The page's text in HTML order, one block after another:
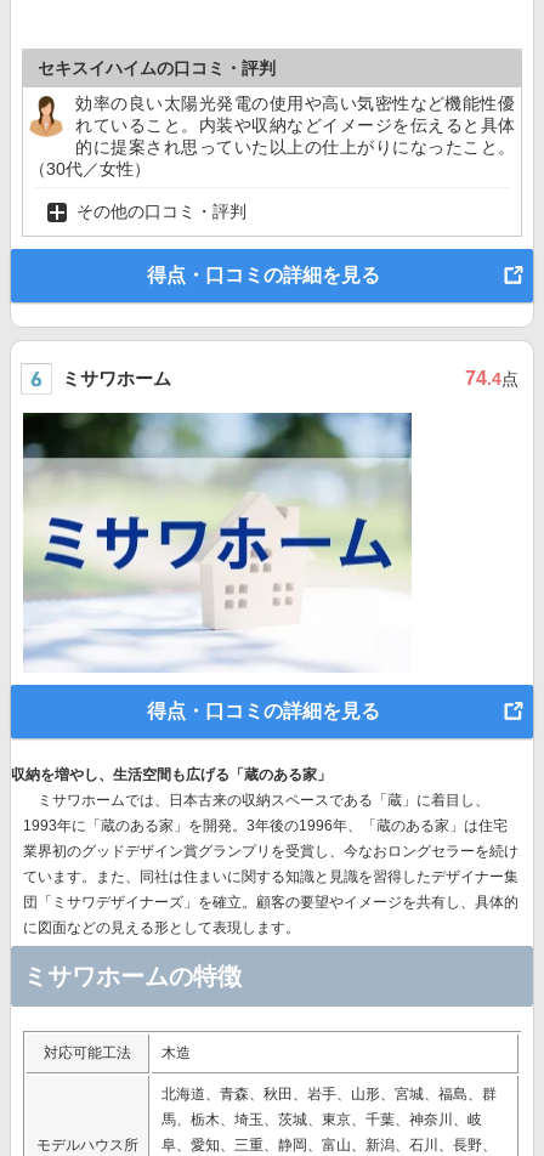
セキスイハイムの口コミ・評判
効率の良い太陽光発電の使用や高い気密性など機能性優
れていること。内装や収納などイメージを伝えると具体
的に提案され思っていた以上の仕上がりになったこと。
（30代／女性）
その他の口コミ・評判
得点・口コミの詳細を見る
ミサワホーム 74.4点
得点・口コミの詳細を見る
収納を増やし、生活空間も広げる「蔵のある家」
ミサワホームでは、
日本古来の収納スペースである「蔵」に着目 し、
1993年に「蔵のある家」を開発。3年後の1996年、
「蔵のある家」は住宅
業界初のグッドデザイン賞グランプリを受賞し、今なおロングセラーを続け
ています。また、同社は住まいに関する知識と見識を習得したデザイナー集
団「ミサワデザイナーズ」を確立。顧客の要望やイメージを共有し、具体的
に図面などの見える形として表現します。
ミサワホームの特徴
対応可能工法 木造
モデルハウス所
北海道、青森、秋田、岩手、山形、宮城、福島、群
馬、栃木、埼玉、茨城、東京、千葉、神奈川、岐
阜、愛知、三重、静岡、富山、新潟、石川、長野、